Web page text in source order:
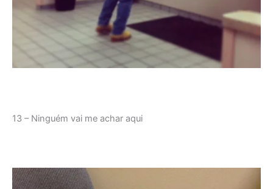
13 – Ninguém vai me achar aqui